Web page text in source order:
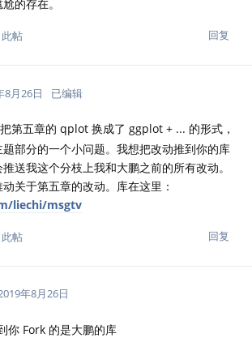
的存在。
回复
帖
8月26日 已编辑
第五章的 qplot 换成了 ggplot + ... 的形式，
部分的一个小问题。我想把改动推到你的库
送我这个分枝上我和大鹏之前的所有改动。
关于第五章的改动。库在这里：
liechi/msgtv
回复
帖
年8月26日
你 Fork 的是大鹏的库